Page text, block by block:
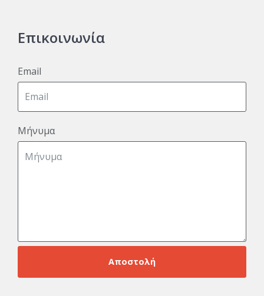
Επικοινωνία
Email
Μήνυμα
Αποστολή